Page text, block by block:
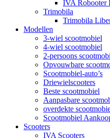
IVA Robooter
Trimobila
Trimobila
Modellen
3-wiel scootmobiel
4-wiel scootmobiel
2-persoons
Opvouwbare
Scootmobiel-auto’s
Driewielscooters
Beste scootmobiel
Aanpasbare
overdekte
Scootmobiel
Scooters
IVA Scooters